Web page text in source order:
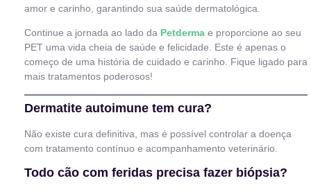
amor e carinho, garantindo sua saúde dermatológica.
Continue a jornada ao lado da Petderma e proporcione ao seu
PET uma vida cheia de saúde e felicidade. Este é apenas o
começo de uma história de cuidado e carinho. Fique ligado para
mais tratamentos poderosos!
Dermatite autoimune tem cura?
Não existe cura definitiva, mas é possível controlar a doença
com tratamento contínuo e acompanhamento veterinário.
Todo cão com feridas precisa fazer biópsia?